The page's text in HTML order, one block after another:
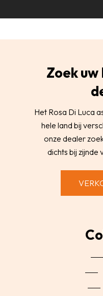
Zoek uw
Het Rosa Di Luca
hele land bij
onze dealer
dichts bij zijnde